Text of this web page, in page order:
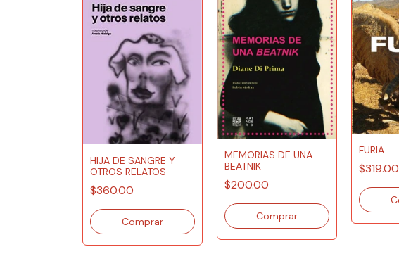
HIJA DE SANGRE Y
OTROS RELATOS
$360.00
MEMORIAS DE UNA
BEATNIK
$200.00
FURIA
$319.00